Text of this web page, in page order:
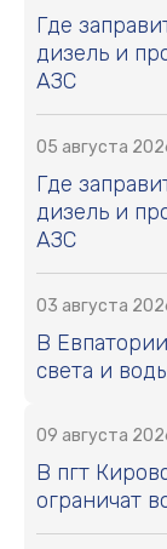
Где
дизель и
АЗС
05 августа
Где
дизель и
АЗС
03 августа
В
света и
09 августа
В пгт
ограничат